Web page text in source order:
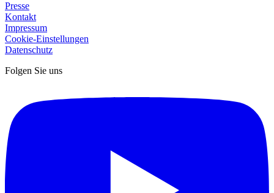
Presse
Kontakt
Impressum
Cookie-Einstellungen
Datenschutz
Folgen Sie uns